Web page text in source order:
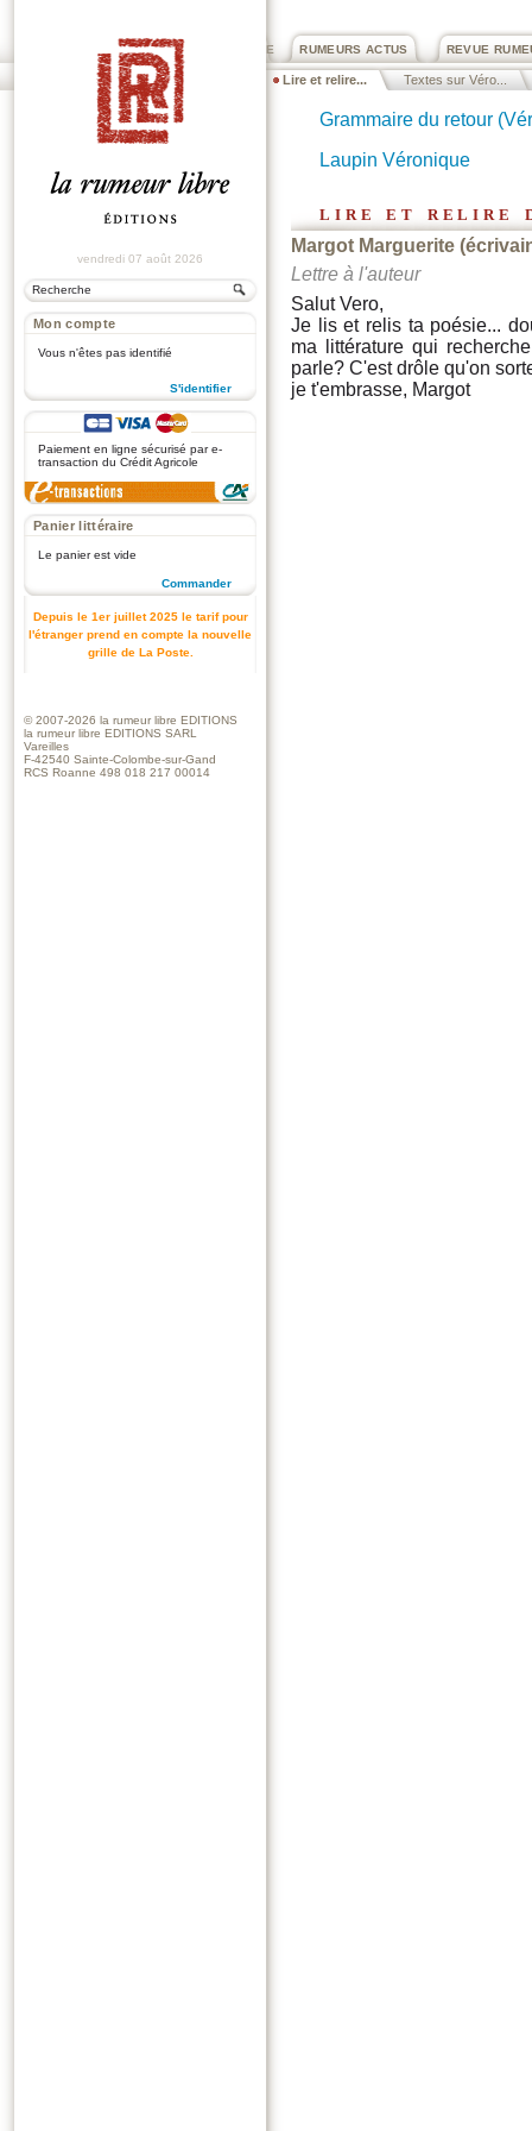
REVUE
RUMEURS ACTUS
PRIX ROGER DEXTRE
Lire et relire... Textes sur Véro...
vendredi 07 août 2026
Mon compte
Vous n'êtes pas identifié
S'identifier
Paiement en ligne sécurisé par e-
transaction du Crédit Agricole
Panier littéraire
Le panier est vide
Commander
Depuis le 1er juillet 2025 le tarif pour
l'étranger prend en compte la nouvelle
grille de La Poste.
Grammaire du retour
Laupin Véronique
lire et relire
Margot Marguerite
Lettre à l'auteur
Salut Vero,
Je lis et relis ta poésie...
ma littérature qui
parle? C'est drôle qu'on
je t'embrasse, Margot
© 2007-2026 la rumeur libre EDITIONS
la rumeur libre EDITIONS SARL
Vareilles
F-42540 Sainte-Colombe-sur-Gand
RCS Roanne 498 018 217 00014